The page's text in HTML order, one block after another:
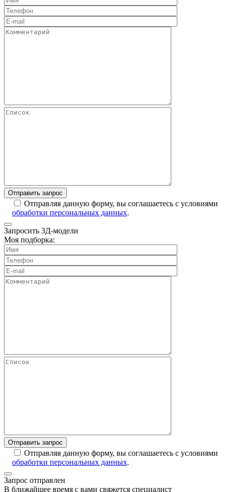
Отправляя данную форму, вы соглашаетесь с условиями
обработки персональных данных.
Запросить 3Д-модели
Моя подборка:
Отправляя данную форму, вы соглашаетесь с условиями
обработки персональных данных.
Запрос отправлен
В ближайшее время с вами свяжется специалист